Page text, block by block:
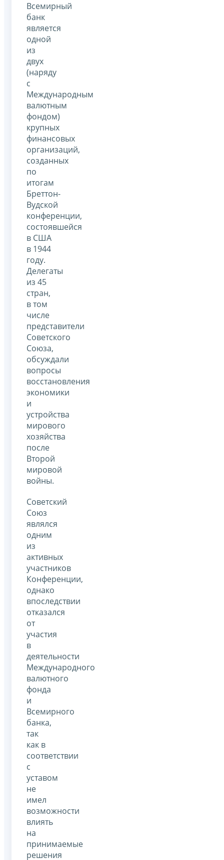
Всемирный
банк
является
одной
из
двух
(наряду
с
Международным
валютным
фондом)
крупных
финансовых
организаций,
созданных
по
итогам
Бреттон-
Вудской
конференции,
состоявшейся
в США
в 1944
году.
Делегаты
из 45
стран,
в том
числе
представители
Советского
Союза,
обсуждали
вопросы
восстановления
экономики
и
устройства
мирового
хозяйства
после
Второй
мировой
войны.
Советский
Союз
являлся
одним
из
активных
участников
Конференции,
однако
впоследствии
отказался
от
участия
в
деятельности
Международного
валютного
фонда
и
Всемирного
банка,
так
как в
соответствии
с
уставом
не
имел
возможности
влиять
на
принимаемые
решения